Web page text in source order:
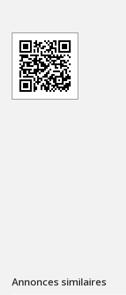
Annonces similaires